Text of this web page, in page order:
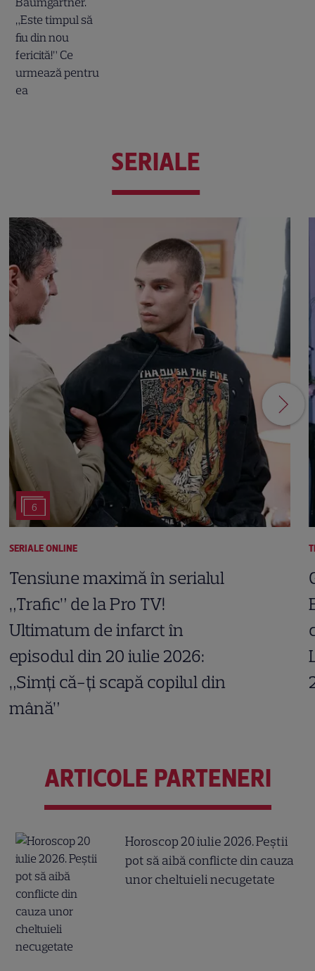
SERIALE
6
SERIALE ONLINE
Tensiune maximă în serialul
„Trafic” de la Pro TV!
Ultimatum de infarct în
episodul din 20 iulie 2026:
„Simți că-ți scapă copilul din
mână”
ARTICOLE PARTENERI
Horoscop 20 iulie 2026. Peștii
pot să aibă conflicte din cauza
unor cheltuieli necugetate